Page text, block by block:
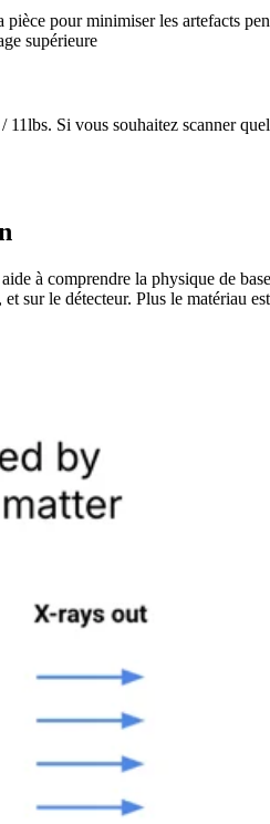
pièce pour minimiser les artefacts
supérieure
Si vous souhaitez scanner
à comprendre la physique de
sur le détecteur. Plus le matériau